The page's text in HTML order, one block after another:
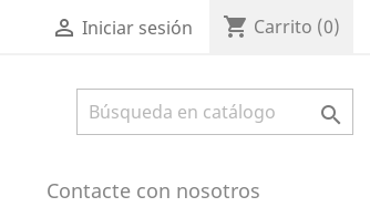
 Iniciar sesión shopping_cart Carrito (0)

Contacte con nosotros